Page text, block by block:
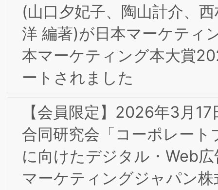
京/大阪合同研究会「コーポレートブラ
ド構築に向けたデジタル・Web広告」
【重要】当研究所代表者・関係者を装っ
たLINE誘導迷惑メールについて
2/25(水)第１回知的財産部会・第7回東
京/大阪合同研究会「テキストマイニン
グ手法によるブランディング分析の可能
性」/日本ライセンス協会共同開催
2026年 新年のご挨拶
【会員限定】2025年4月 東京第25回フ